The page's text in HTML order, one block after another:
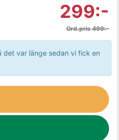
299:-
Ord.pris 499:-
var länge sedan vi fick en